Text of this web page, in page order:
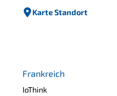
Karte Standort
Frankreich
IoThink